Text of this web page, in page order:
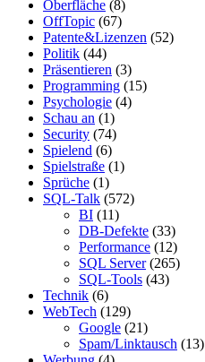
Oberfläche (8)
OffTopic (67)
Patente&Lizenzen (52)
Politik (44)
Präsentieren (3)
Programming (15)
Psychologie (4)
Schau an (1)
Security (74)
Spielend (6)
Spielstraße (1)
Sprüche (1)
SQL-Talk (572)
BI (11)
DB-Defekte (33)
Performance (12)
SQL Server(265)
SQL-Tools (43)
Technik (6)
WebTech (129)
Google (21)
Spam/Linktausch (13)